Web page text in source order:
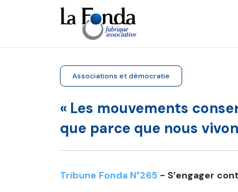
principal
Associations et démocratie
« Les mouvements
que parce que nous
Tribune Fonda N°265 - S’engager